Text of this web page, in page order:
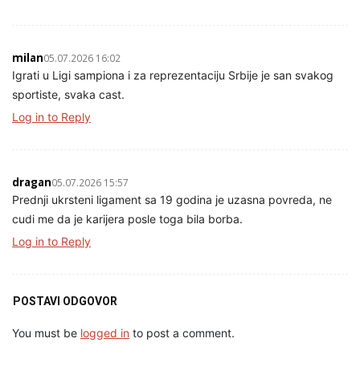
milan05.07.2026 16:02
Igrati u Ligi sampiona i za reprezentaciju Srbije je san svakog
sportiste, svaka cast.
Log in to Reply
dragan05.07.2026 15:57
Prednji ukrsteni ligament sa 19 godina je uzasna povreda, ne
cudi me da je karijera posle toga bila borba.
Log in to Reply
POSTAVI ODGOVOR
You must be logged in to post a comment.